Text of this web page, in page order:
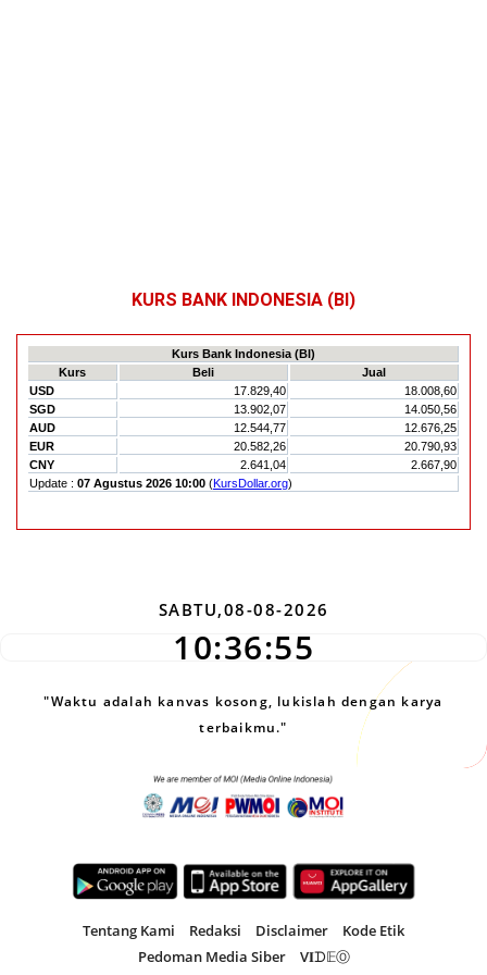
KURS BANK INDONESIA (BI)
SABTU,08-08-2026
10:36:56
"Waktu adalah kanvas kosong, lukislah dengan karya
terbaikmu."
Tentang Kami Redaksi Disclaimer
Kode Etik
Pedoman Media Siber
V𝐈ᗪ𝔼Ⓞ